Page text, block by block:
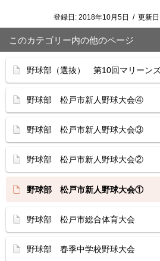
登録日: 2018年10月5日 / 更新
このカテゴリー内の他のページ
野球部（選抜） 第10回マリーン
野球部 松戸市新人野球大会④
野球部 松戸市新人野球大会③
野球部 松戸市新人野球大会②
野球部 松戸市新人野球大会①
野球部 松戸市総合体育大会
野球部 春季中学校野球大会